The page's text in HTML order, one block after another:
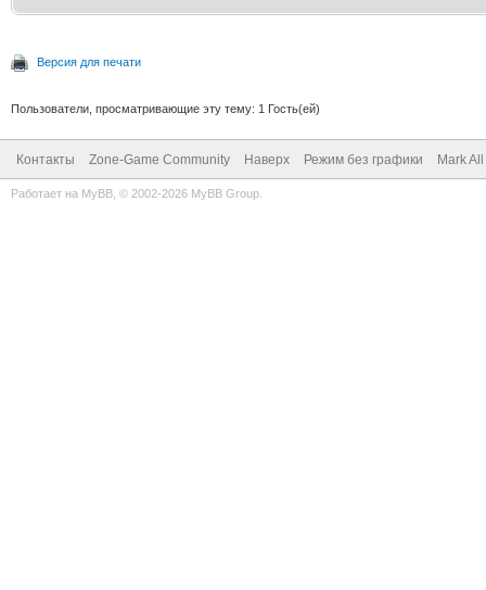
Версия для печати
Пользователи, просматривающие эту тему: 1 Гость(ей)
Контакты Zone-Game Community Наверх Режим без графики Mark
Работает на MyBB , © 2002-2026 MyBB Group